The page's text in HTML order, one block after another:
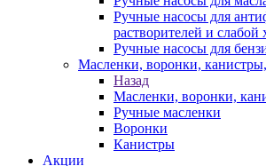
Ручные насосы для
растворителей и слабой
Ручные насосы для
Масленки, воронки,
Назад
Масленки, воронки,
Ручные масленки
Воронки
Канистры
Акции